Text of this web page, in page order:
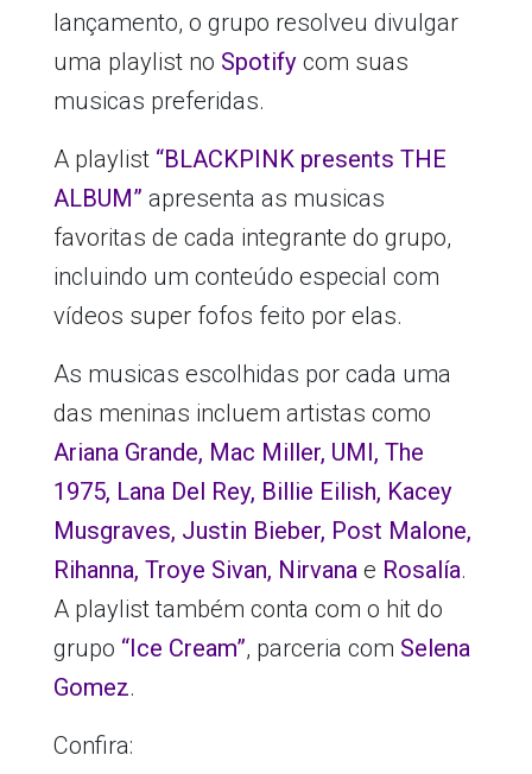
lançamento, o grupo resolveu divulgar
uma playlist no Spotifycom suas
musicas preferidas.
A playlist “BLACKPINK presents THE
ALBUM” apresenta as musicas
favoritas de cada integrante do grupo,
incluindo um conteúdo especial com
vídeos super fofos feito por elas.
As musicas escolhidas por cada uma
das meninas incluem artistas como
Ariana Grande, Mac Miller, UMI, The
1975, Lana Del Rey, Billie Eilish, Kacey
Musgraves, Justin Bieber, Post Malone,
Rihanna, Troye Sivan, Nirvanae Rosalía.
A playlist também conta com o hit do
grupo “Ice Cream”, parceria com Selena
Gomez.
Confira: